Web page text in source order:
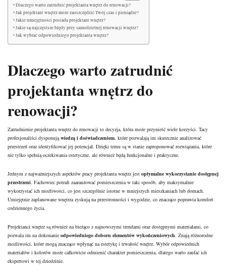
Dlaczego warto zatrudnić projektanta wnętrz do renowacji?
Jak projektant wnętrz może zaoszczędzić Twój czas i pieniądze?
Jakie umiejętności posiada projektant wnętrz?
Jakie są najczęstsze błędy przy samodzielnej renowacji wnętrz?
Jak wybrać odpowiedniego projektanta wnętrz?
Dlaczego warto zatrudnić
projektanta wnętrz do
renowacji?
Zatrudnienie projektanta wnętrz do renowacji to decyzja, która może przynieść wiele korzyści. Tacy
profesjonaliści dysponują wiedzą i doświadczeniem , które pozwalają im skutecznie analizować
przestrzeń oraz identyfikować jej potencjał. Dzięki temu są w stanie zaproponować rozwiązania, które
nie tylko spełnią oczekiwania estetyczne, ale również będą funkcjonalne i praktyczne.
Jednym z najważniejszych aspektów pracy projektanta wnętrz jest optymalne wykorzystanie dostępnej
przestrzeni . Fachowiec potrafi zaaranżować pomieszczenia w taki sposób, aby maksymalnie
wykorzystać ich możliwości, co jest szczególnie istotne w mniejszych mieszkaniach lub domach.
Umiejętnie zaplanowane wnętrza zyskują na przestronności i wygodzie, co znacząco poprawia komfort
codziennego życia.
Projektanci wnętrz są również na bieżąco z najnowszymi trendami oraz dostępnymi materiałami, co
pozwala im na dokonanie odpowiedniego doboru elementów wykończeniowych . Znają różnorodne
możliwości, które mogą znacząco wpłynąć na estetykę i trwałość wnętrz. Wybór odpowiednich
materiałów i kolorów może całkowicie odmienić charakter pomieszczenia, dlatego warto zaufać ich
ekspertowi w tej dziedzinie.